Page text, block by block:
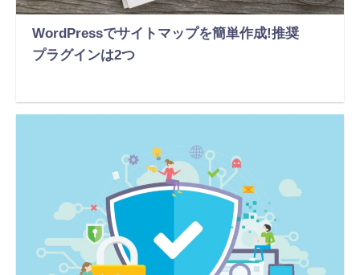
WordPressでサイトマップを簡単作成!推奨
プラグインは2つ